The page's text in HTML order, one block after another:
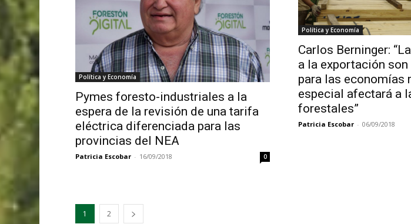
Política y Economía
Pymes foresto-industriales a la
espera de la revisión de una tarifa
eléctrica diferenciada para las
provincias del NEA
Patricia Escobar - 16/09/2018 0
Política y Economía
Carlos Berninger:
a la exportación
para las economías
especial afectará a
forestales”
Patricia Escobar - 06/09/2018
1 2